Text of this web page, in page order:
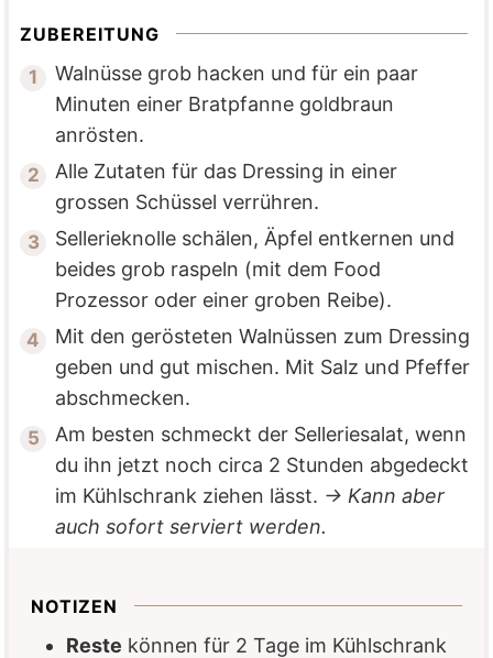
ZUBEREITUNG
Walnüsse grob hacken und für ein paar
Minuten einer Bratpfanne goldbraun
anrösten.
Alle Zutaten für das Dressing in einer
grossen Schüssel verrühren.
Sellerieknolle schälen, Äpfel entkernen und
beides grob raspeln (mit dem Food
Prozessor oder einer groben Reibe).
Mit den gerösteten Walnüssen zum Dressing
geben und gut mischen. Mit Salz und Pfeffer
abschmecken.
Am besten schmeckt der Selleriesalat, wenn
du ihn jetzt noch circa 2 Stunden abgedeckt
im Kühlschrank ziehen lässt. → Kann aber
auch sofort serviert werden.
NOTIZEN
Reste können für 2 Tage im Kühlschrank